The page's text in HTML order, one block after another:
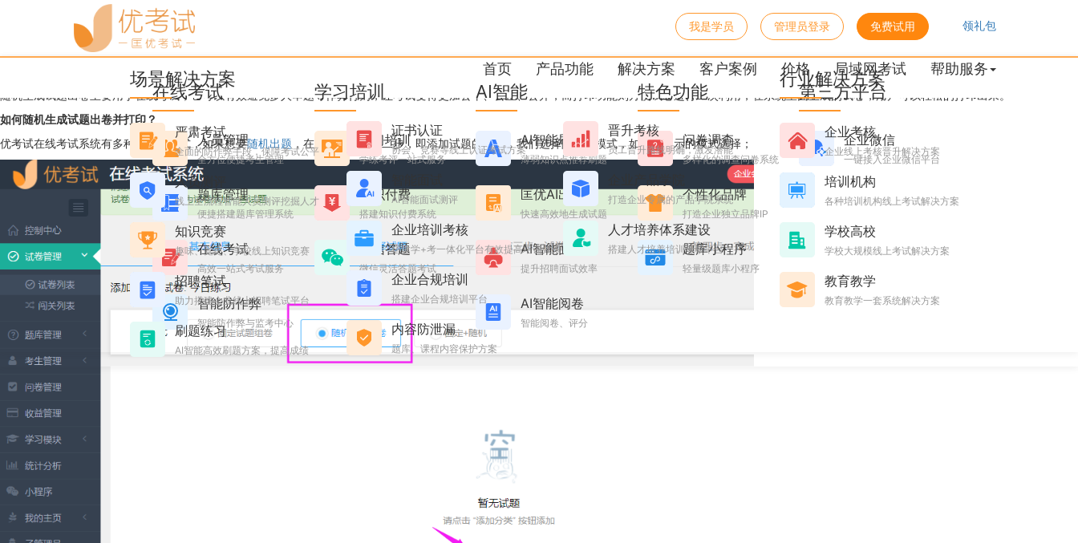
我是学员 管理员登录 免费试用 领礼包
首页
在线考试
人员管理
全方位便捷考生管理
题库管理
便捷搭建题库管理系统
在线考试
高效一站式考试服务
智能防作弊
智能防作弊与监考中心
学习培训
学习培训
学练考评一站式服务
知识付费
搭建知识付费系统
微信答题
微信灵活答题考试
AI智能
AI智能刷题
薄弱知识点推荐刷题
匡优AI出题
快速高效地生成试题
AI智能面试
提升招聘面试效率
AI智能阅卷
智能阅卷、评分
特色功能
问卷调查
多样化的调查问卷系统
个性化品牌
打造企业独立品牌IP
题库小程序
轻量级题库小程序
第三方平台
企业微信
一键接入企业微信平台
产品功能
场景解决方案
严肃考试
全面的防作弊手段，保障考试公平
人员测评
线上全流程智能人员测评挖掘人才
知识竞赛
趣味、党史、学校线上知识竞赛
招聘笔试
助力搭建企业线上招聘笔试平台
刷题练习
AI智能高效刷题方案，提高成绩
证书认证
协会、竞赛等线上认证考试方案
AI智能面试测评
企业培训考核
搭建学+考一体化平台有效提高培训效果
企业合规培训
搭建企业合规培训平台
内容防泄漏
题库、课程内容保护方案
晋升考核
员工晋升路线明确，激发潜能
打造企业专属的产品学院系统
人才培养体系建设
搭建人才培养培训考核平台
行业解决方案
企业考核
企业线上考核晋升解决方案
培训机构
各种培训机构线上考试解决方案
学校高校
学校大规模线上考试解决方案
教育教学
教育教学一套系统解决方案
解决方案 客户案例 价格 局域网考试 帮助服务
如何随机生成试题出卷并打印？
2024年10月22日 星期二 17:44 阅读 10551
随机生成试题出卷主要用于在线考试，它可以有效避免多人串题等作弊行为，让考试变得更加公平、公正、公开，而打印功能则方便试卷进行二次利用，在系统里面生成的试卷，用户可以轻松的打印出来。
如何随机生成试题出卷并打印？
优考试在线考试系统有多种组卷的模式，如果想要随机出题 ，在创建试卷的第二步，即添加试题的步骤，我们选择随机的模式，如图所显示的模式选择；